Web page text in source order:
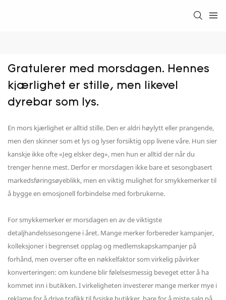
Gratulerer med morsdagen. Hennes
kjærlighet er stille, men likevel
dyrebar som lys.
En mors kjærlighet er alltid stille. Den er aldri høylytt eller prangende,
men den skinner som et lys og lyser forsiktig opp livene våre. Hun sier
kanskje ikke ofte «Jeg elsker deg», men hun er alltid der når du
trenger henne mest. Derfor er morsdagen ikke bare et sesongbasert
markedsføringsøyeblikk, men en viktig mulighet for smykkemerker til
å bygge en emosjonell forbindelse med forbrukerne.
For smykkemerker er morsdagen en av de viktigste
detaljhandelssesongene i året. Mange merker forbereder kampanjer,
kolleksjoner i begrenset opplag og medlemskapskampanjer på
forhånd, men overser ofte en nøkkelfaktor som virkelig påvirker
konverteringen: om kundene blir følelsesmessig beveget etter å ha
kommet inn i butikken. I virkeligheten investerer mange merker mye i